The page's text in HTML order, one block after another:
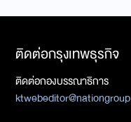
ติดต่อกรุงเทพธุรกิจ
ติดต่อกองบรรณาธิการ